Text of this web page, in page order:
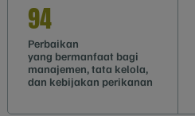
94
Perbaikan
yang bermanfaat bagi
manajemen, tata kelola,
dan kebijakan perikanan